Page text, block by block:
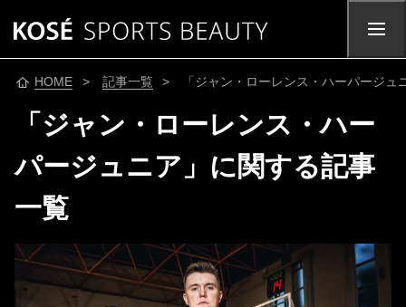
HOME > 記事一覧 > 「ジャン・ローレンス・ハーパージュ
「ジャン・ローレンス・ハー
パージュニア」に関する記事
一覧